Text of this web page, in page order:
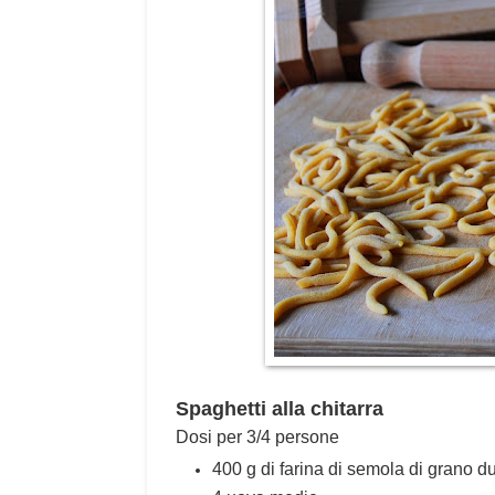
Spaghetti alla chitarra
Dosi per 3/4 persone
400 g di farina di semola di grano